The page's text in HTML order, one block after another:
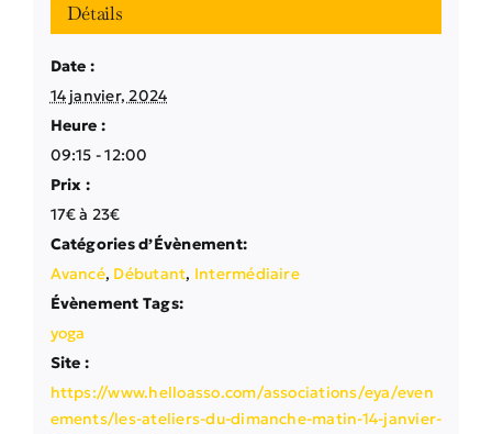
Détails
Date :
14 janvier, 2024
Heure :
09:15 - 12:00
Prix :
17€ à 23€
Catégories d’Évènement:
Avancé, Débutant, Intermédiaire
Évènement Tags:
yoga
Site :
https://www.helloasso.com/associations/eya/even
ements/les-ateliers-du-dimanche-matin-14-janvier-